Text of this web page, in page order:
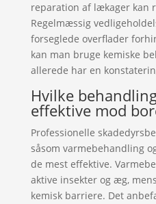
reparation af lækager kan
Regelmæssig
forseglede overflader
kan man bruge kemiske
allerede har en
Hvilke
effektive mod
Professionelle
såsom varmebehandling
de mest effektive.
aktive insekter og æg,
kemisk barriere. Det